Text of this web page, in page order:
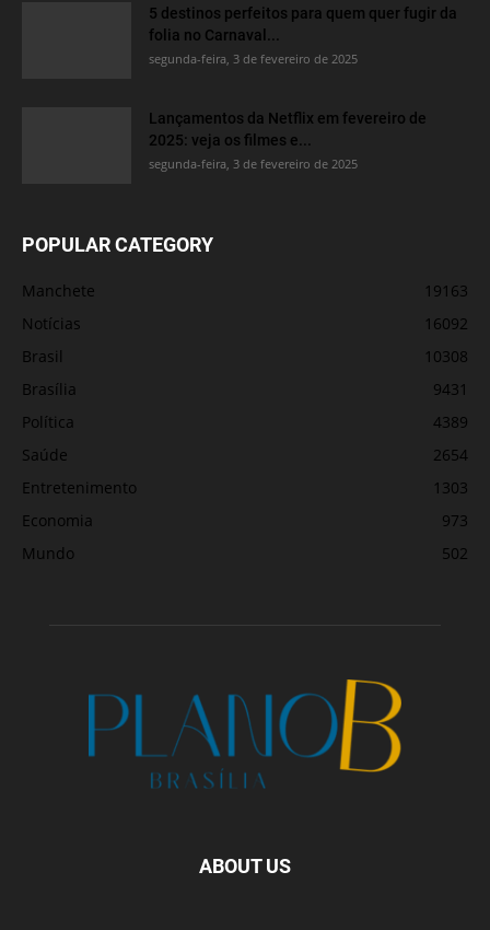
5 destinos perfeitos para quem quer fugir da
folia no Carnaval...
segunda-feira, 3 de fevereiro de 2025
Lançamentos da Netflix em fevereiro de
2025: veja os filmes e...
segunda-feira, 3 de fevereiro de 2025
POPULAR CATEGORY
Manchete
19163
Notícias
16092
Brasil
10308
Brasília
9431
Política
4389
Saúde
2654
Entretenimento
1303
Economia
973
Mundo
502
ABOUT US